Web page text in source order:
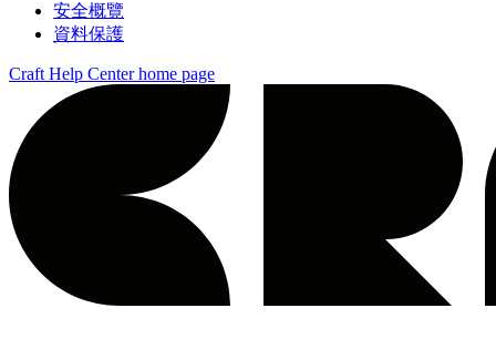
安全概覽
資料保護
Craft Help Centerhome page